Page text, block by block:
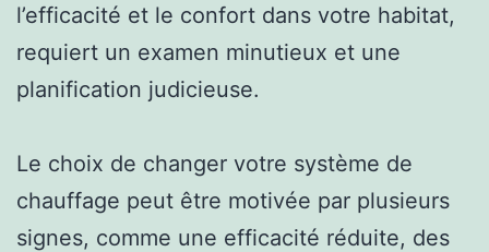
l’efficacité et le confort dans votre habitat,
requiert un examen minutieux et une
planification judicieuse.
Le choix de changer votre système de
chauffage peut être motivée par plusieurs
signes, comme une efficacité réduite, des